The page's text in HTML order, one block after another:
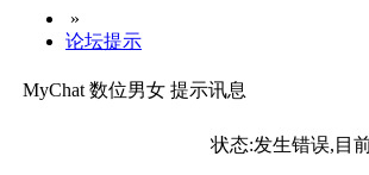
»
论坛提示
MyChat 数位男女 提示讯息
状态:发生错误,目